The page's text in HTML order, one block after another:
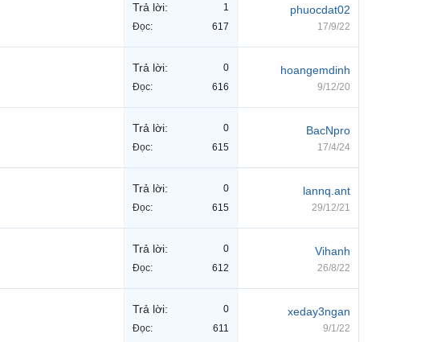
Trả lời:
1
Đọc:
617
phuocdat02
17/9/22
Trả lời:
0
Đọc:
616
hoangemdinh
9/12/20
Trả lời:
0
Đọc:
615
BacNpro
17/4/24
Trả lời:
0
Đọc:
615
lannq.ant
29/12/21
Trả lời:
0
Đọc:
612
Vihanh
26/8/22
Trả lời:
0
Đọc:
611
xeday3ngan
9/1/22